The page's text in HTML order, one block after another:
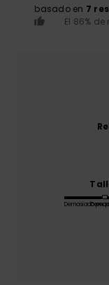
basado en 7
El 86%
Demasiado